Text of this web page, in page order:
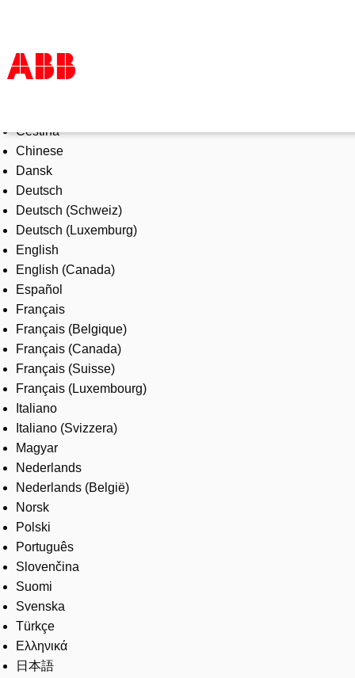
Products & Solutions
Industries
Services
About us
Where to buy
Contact us
Careers
Čeština
Chinese
Dansk
Deutsch
Deutsch (Schweiz)
Deutsch (Luxemburg)
English
English (Canada)
Español
Français
Français (Belgique)
Français (Canada)
Français (Suisse)
Français (Luxembourg)
Italiano
Italiano (Svizzera)
Magyar
Nederlands
Nederlands (België)
Norsk
Polski
Português
Slovenčina
Suomi
Svenska
Türkçe
Ελληνικά
日本語